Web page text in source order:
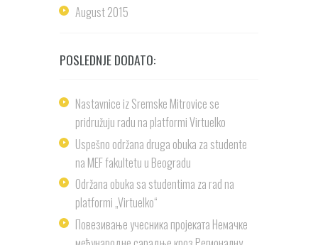
August2015
POSLEDNJE DODATO:
Nastavnice iz Sremske Mitrovice se
pridružuju radu na platformi Virtuelko
Uspešno održana druga obuka za studente
na MEF fakultetu u Beogradu
Održana obuka sa studentima za rad na
platformi „Virtuelko“
Повезивање учесника пројеката Немачке